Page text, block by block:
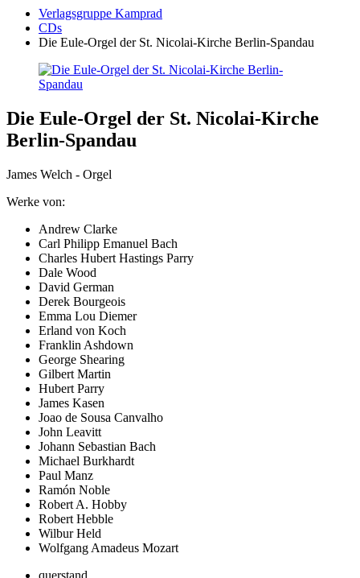
Verlagsgruppe Kamprad
CDs
Die Eule-Orgel der St. Nicolai-Kirche Berlin-Spandau
Die Eule-Orgel der St. Nicolai-Kirche
Berlin-Spandau
James Welch - Orgel
Werke von:
Andrew Clarke
Carl Philipp Emanuel Bach
Charles Hubert Hastings Parry
Dale Wood
David German
Derek Bourgeois
Emma Lou Diemer
Erland von Koch
Franklin Ashdown
George Shearing
Gilbert Martin
Hubert Parry
James Kasen
Joao de Sousa Canvalho
John Leavitt
Johann Sebastian Bach
Michael Burkhardt
Paul Manz
Ramón Noble
Robert A. Hobby
Robert Hebble
Wilbur Held
Wolfgang Amadeus Mozart
querstand